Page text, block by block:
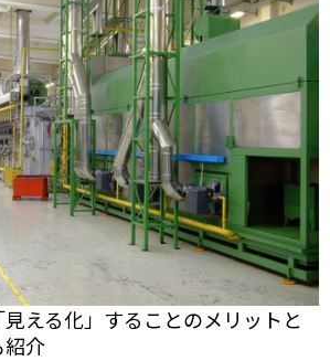
える化」することのメリットと
紹介